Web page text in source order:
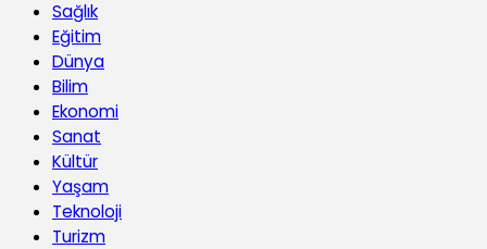
Sağlık
Eğitim
Dünya
Bilim
Ekonomi
Sanat
Kültür
Yaşam
Teknoloji
Turizm